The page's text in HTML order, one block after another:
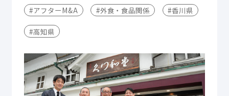
#アフターM&A #外食・食品関係 #香川県
#高知県